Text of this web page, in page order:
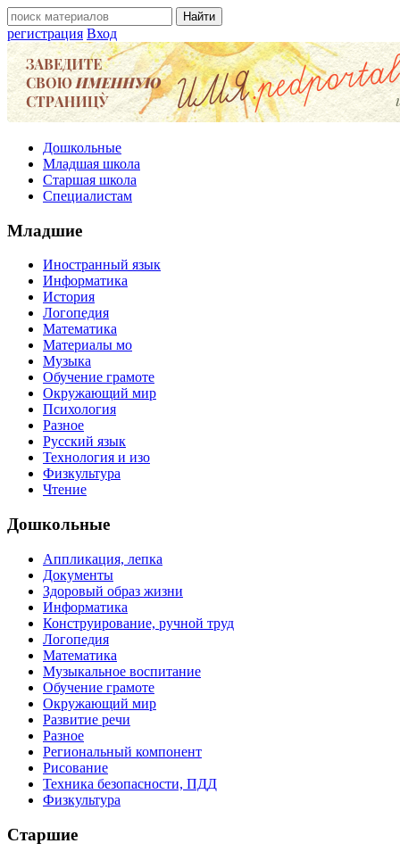
регистрация Вход
Дошкольные
Младшая школа
Старшая школа
Специалистам
Младшие
Иностранный язык
Информатика
История
Логопедия
Математика
Материалы мо
Музыка
Обучение грамоте
Окружающий мир
Психология
Разное
Русский язык
Технология и изо
Физкультура
Чтение
Дошкольные
Аппликация, лепка
Документы
Здоровый образ жизни
Информатика
Конструирование, ручной труд
Логопедия
Математика
Музыкальное воспитание
Обучение грамоте
Окружающий мир
Развитие речи
Разное
Региональный компонент
Рисование
Техника безопасности, ПДД
Физкультура
Старшие